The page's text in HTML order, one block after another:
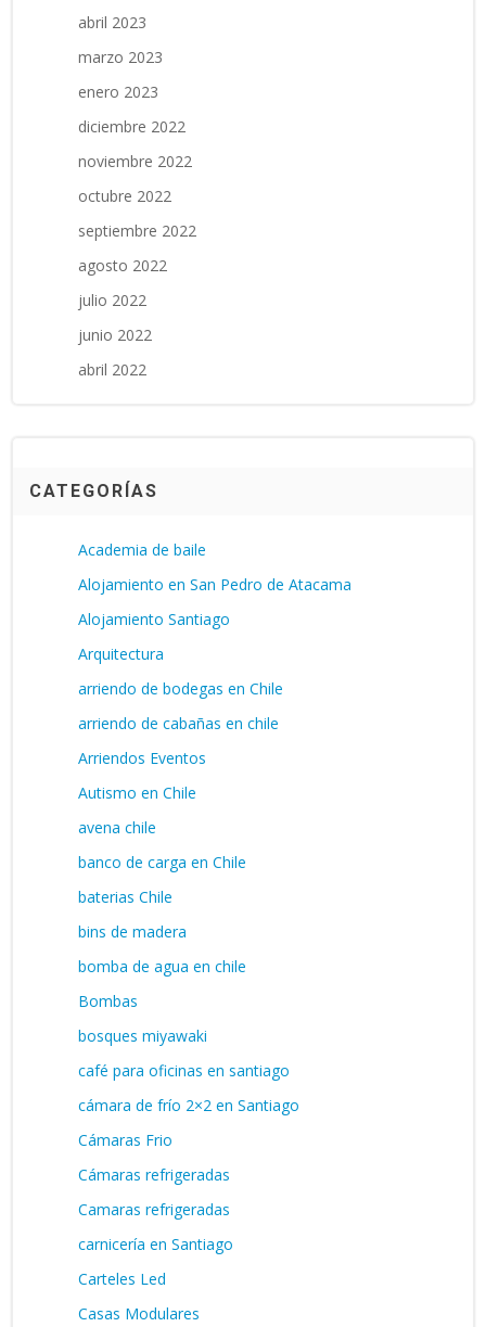
abril 2023
marzo 2023
enero 2023
diciembre 2022
noviembre 2022
octubre 2022
septiembre 2022
agosto 2022
julio 2022
junio 2022
abril 2022
CATEGORÍAS
Academia de baile
Alojamiento en San Pedro de Atacama
Alojamiento Santiago
Arquitectura
arriendo de bodegas en Chile
arriendo de cabañas en chile
Arriendos Eventos
Autismo en Chile
avena chile
banco de carga en Chile
baterias Chile
bins de madera
bomba de agua en chile
Bombas
bosques miyawaki
café para oficinas en santiago
cámara de frío 2×2 en Santiago
Cámaras Frio
Cámaras refrigeradas
Camaras refrigeradas
carnicería en Santiago
Carteles Led
Casas Modulares